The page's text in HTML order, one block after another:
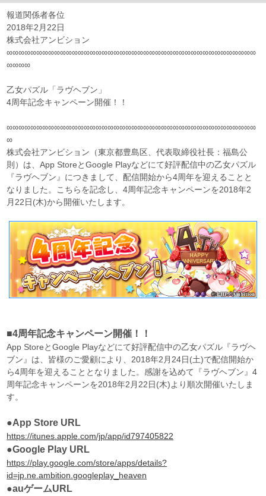
報道関係者各位
2018年2月22日
株式会社アンビション
∞∞∞∞∞∞∞∞∞∞∞∞∞∞∞∞∞∞∞∞∞∞∞∞∞∞∞∞∞∞∞∞∞∞∞∞∞∞∞∞∞∞
∞∞∞∞
乙女パズル「ラヴヘブン」
4周年記念キャンペーン開催！！
∞∞∞∞∞∞∞∞∞∞∞∞∞∞∞∞∞∞∞∞∞∞∞∞∞∞∞∞∞∞∞∞∞∞∞∞∞∞∞∞∞∞
∞
株式会社アンビション（東京都豊島区、代表取締役社長：福島公
則）は、App StoreとGoogle Playなどにて好評配信中の乙女パズル
『ラヴヘブン』につきまして、配信開始から4周年を迎えることと
なりました。こちらを記念し、4周年記念キャンペーンを2018年2
月22日(木)から開催いたします。
■4周年記念キャンペーン開催！！
App StoreとGoogle Playなどにて好評配信中の乙女パズル『ラヴヘ
ブン』は、皆様のご愛顧により、2018年2月24日(土)で配信開始か
ら4周年を迎えることとなりました。感謝を込めて『ラヴヘブン』4
周年記念キャンペーンを2018年2月22日(木)より順次開催いたしま
す。
●App Store URL
https://itunes.apple.com/jp/app/id797405822
●Google Play URL
https://play.google.com/store/apps/details?
id=jp.ne.ambition.googleplay_heaven
●auゲームURL